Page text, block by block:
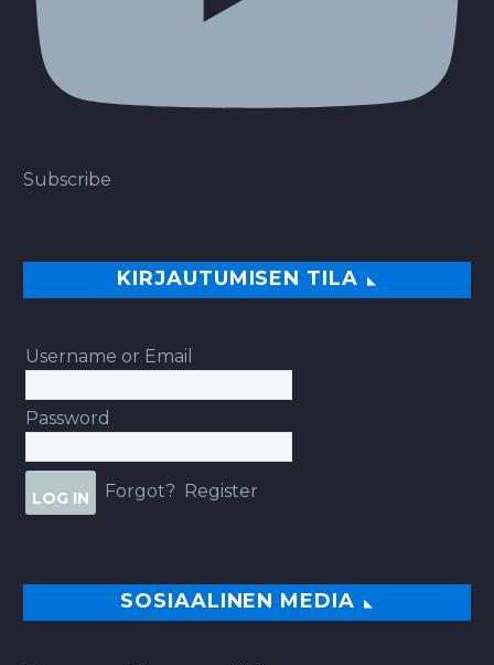
Subscribe
KIRJAUTUMISEN TILA
Username or Email
Password
Forgot? Register
SOSIAALINEN MEDIA